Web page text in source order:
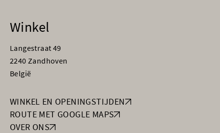
Winkel
Langestraat 49
2240 Zandhoven
België
WINKEL EN OPENINGSTIJDEN
ROUTE MET GOOGLE MAPS
OVER ONS